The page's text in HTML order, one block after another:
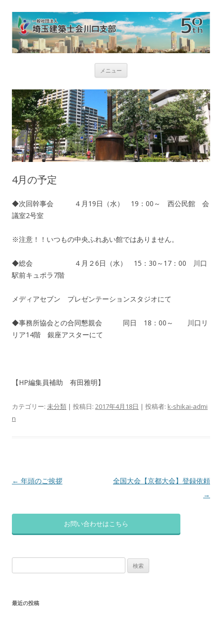
メニュー
ン
ツ
へ
ス
キ
ッ
プ
4月の予定
◆次回幹事会 ４月19日（水） 19：00～ 西公民館 会
議室2号室
※注意！！いつもの中央ふれあい館ではありません。
◆総会 ４月２6日（水） 15：30～17：00 川口
駅前キュポラ7階
メディアセブン プレゼンテーションスタジオにて
◆事務所協会との合同懇親会 同日 18：00～ 川口リ
リア14階 銀座アスターにて
【HP編集員補助 有田雅明】
カテゴリー: 未分類 | 投稿日: 2017年4月18日 | 投稿者: k-shikai-admi
n
投
ゲ
← 年頭のご挨拶
全国大会【京都大会】登録依頼
→
お問い合わせはこちら
索:
最近の投稿